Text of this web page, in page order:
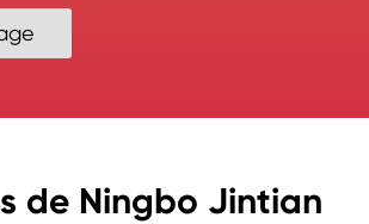
de Ningbo Jintian